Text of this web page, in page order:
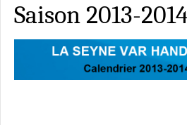
Saison 2013-